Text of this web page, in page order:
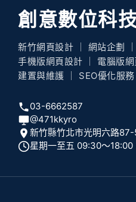
創意數位科
新竹網頁設計 ｜ 網站企劃
手機版網頁設計 ｜ 電腦版
建置與維護 ｜ SEO優化服
03-6662587
@471kkyro
新竹縣竹北市光明六路
星期一至五 09:30〜18:00